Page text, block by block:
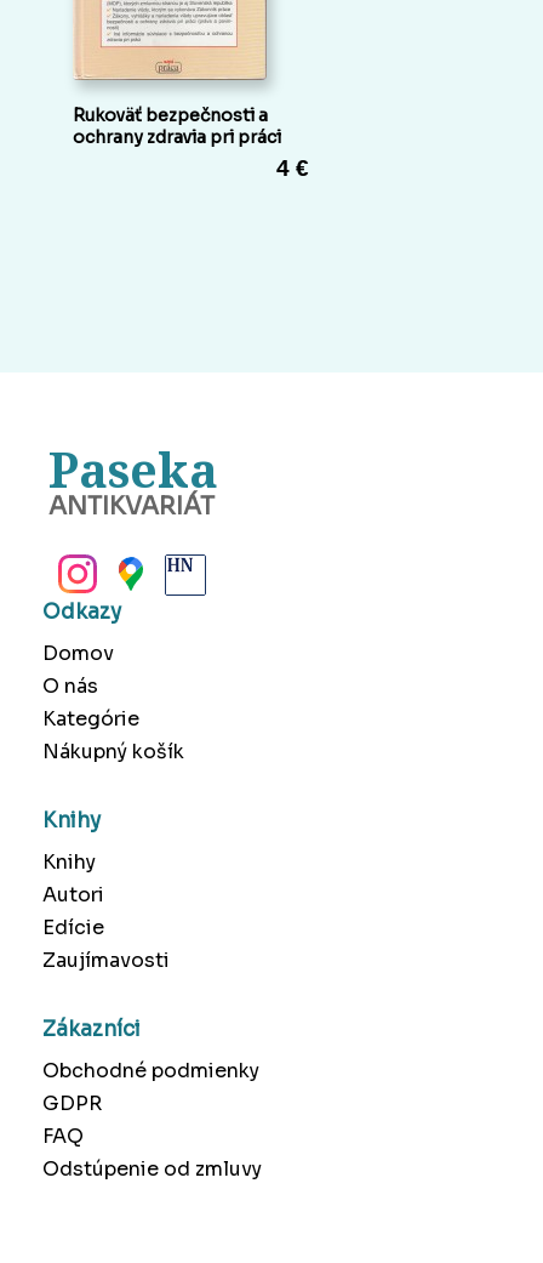
Rukoväť bezpečnosti a
ochrany zdravia pri práci
4 €
Paseka
ANTIKVARIÁT
Odkazy
Domov
O nás
Kategórie
Nákupný košík
Knihy
Knihy
Autori
Edície
Zaujímavosti
Zákazníci
Obchodné podmienky
GDPR
FAQ
Odstúpenie od zmluvy